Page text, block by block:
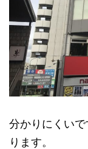
分かりにくい
ります。